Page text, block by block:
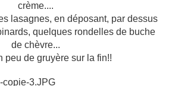
crème....
lasagnes, en déposant, par dessus
quelques rondelles de buche
de chèvre...
peu de gruyère sur la fin!!